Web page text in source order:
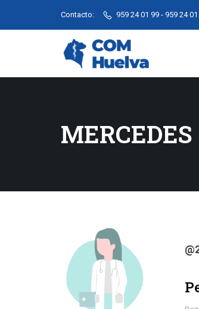
Contacto: 959 24 01 99 - 959 24 01